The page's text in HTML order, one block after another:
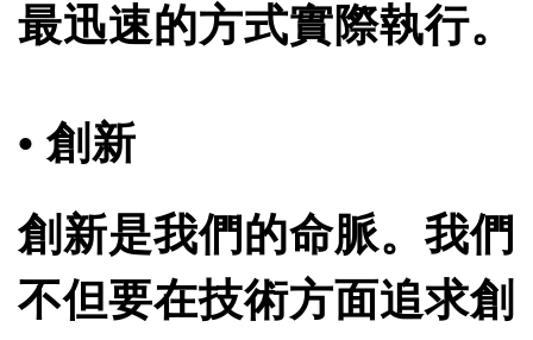
最迅速的方式實際執行。
• 創新
創新是我們的命脈。我們
不但要在技術方面追求創